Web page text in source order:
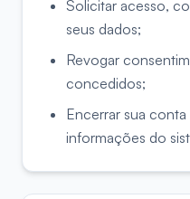
Solicitar acesso,
seus dados;
Revogar
concedidos;
Encerrar sua conta
informações do